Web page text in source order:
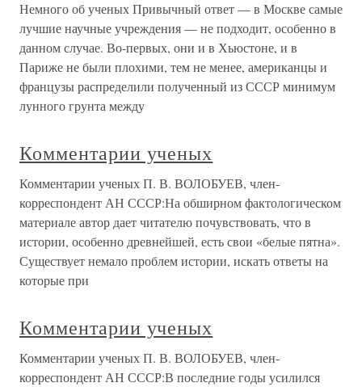
Немного об ученых Привычный ответ — в Москве самые
лучшие научные учреждения — не подходит, особенно в
данном случае. Во-первых, они и в Хьюстоне, и в
Париже не были плохими, тем не менее, американцы и
французы распределили полученный из СССР минимум
лунного грунта между
Комментарии ученых
Комментарии ученых П. В. ВОЛОБУЕВ, член-
корреспондент АН СССР:На обширном фактологическом
материале автор дает читателю почувствовать, что в
истории, особенно древнейшей, есть свои «белые пятна».
Существует немало проблем истории, искать ответы на
которые при
Комментарии ученых
Комментарии ученых П. В. ВОЛОБУЕВ, член-
корреспондент АН СССР:В последние годы усилился